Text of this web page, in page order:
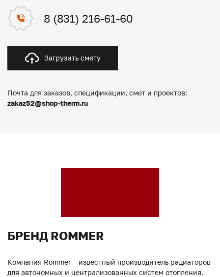
8 (831) 216-61-60
Загрузить смету
Почта для заказов, спецификации, смет и проектов:
zakaz52@shop-therm.ru
БРЕНД ROMMER
Компания Rommer – известный производитель радиаторов
для автономных и централизованных систем отопления.